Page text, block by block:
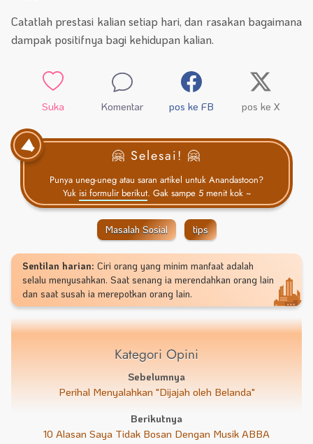
Catatlah prestasi kalian setiap hari, dan rasakan bagaimana
dampak positifnya bagi kehidupan kalian.
Suka Komentar pos ke FB pos ke X
🤗 Selesai! 🤗
Punya uneg-uneg atau saran artikel untuk Anandastoon?
Yuk isi formulir berikut. Gak sampe 5 menit kok ~
Masalah Sosial tips
Sentilan harian: Ciri orang yang minim manfaat adalah
selalu menyusahkan. Saat senang ia merendahkan orang lain
dan saat susah ia merepotkan orang lain.
Kategori Opini
Sebelumnya
Perihal Menyalahkan "Dijajah oleh Belanda"
Berikutnya
10 Alasan Saya Tidak Bosan Dengan Musik ABBA